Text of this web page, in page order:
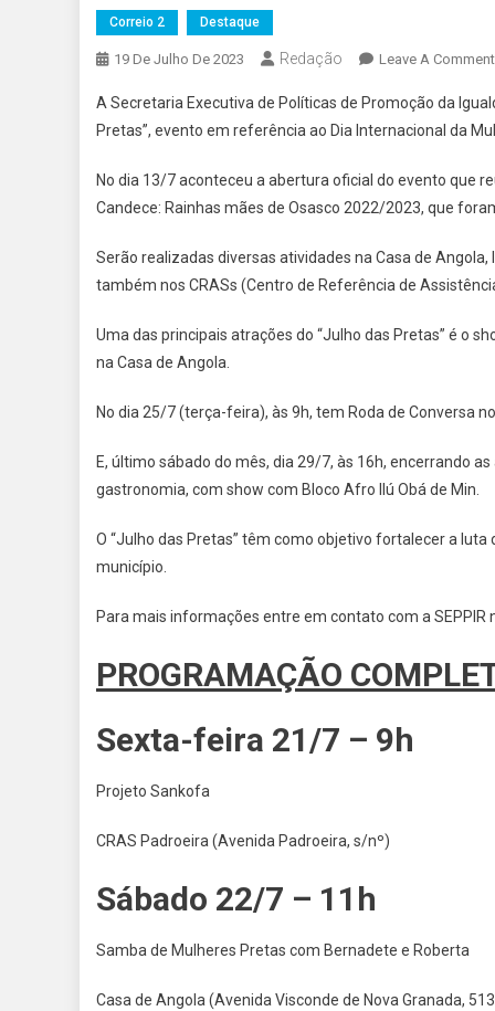
Correio 2 Destaque
19 De Julho De 2023 Redação Leave A Comment
A Secretaria Executiva de Políticas de Promoção da
Pretas”, evento em referência ao Dia Internacional da
No dia 13/7 aconteceu a abertura oficial do evento que
Candece: Rainhas mães de Osasco 2022/2023, que
Serão realizadas diversas atividades na Casa de
também nos CRASs (Centro de Referência de
Uma das principais atrações do “Julho das Pretas” é o
na Casa de Angola.
No dia 25/7 (terça-feira), às 9h, tem Roda de Conversa
E, último sábado do mês, dia 29/7, às 16h, encerrando
gastronomia, com show com Bloco Afro Ilú Obá de Min.
O “Julho das Pretas” têm como objetivo fortalecer a
município.
Para mais informações entre em contato com a
PROGRAMAÇÃO
Sexta-feira 21/7 – 9h
Projeto Sankofa
CRAS Padroeira (Avenida Padroeira, s/nº)
Sábado 22/7 – 11h
Samba de Mulheres Pretas com Bernadete e Roberta
Casa de Angola (Avenida Visconde de Nova Granada,